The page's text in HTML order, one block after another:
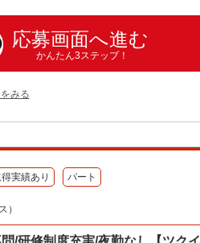
応募画面へ進む
かんたん3ステップ！
みる
実績あり パート
）